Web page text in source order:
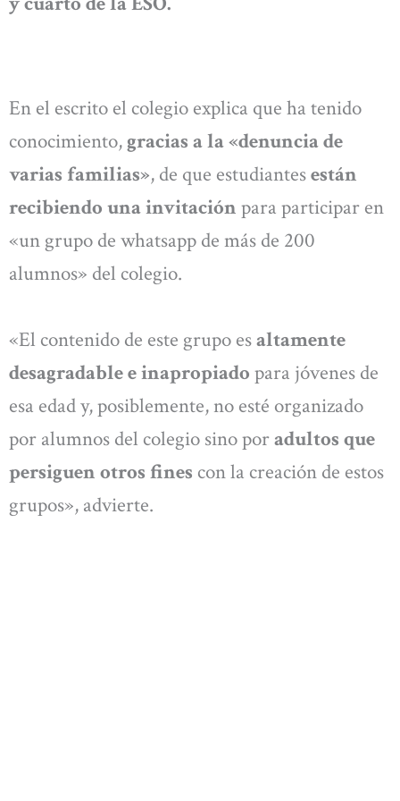
En el escrito el colegio explica que ha tenido
conocimiento, gracias a la «denuncia de
varias familias», de que estudiantesestán
recibiendo una invitación para participar en
«un grupo de whatsapp de más de 200
alumnos» del colegio.
«El contenido de este grupo esaltamente
desagradable e inapropiado para jóvenes de
esa edad y, posiblemente, no esté organizado
por alumnos del colegio sino poradultos que
persiguen otros fines con la creación de estos
grupos», advierte.